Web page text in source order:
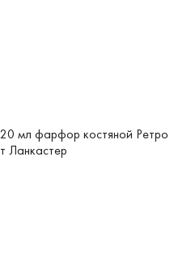
мл фарфор костяной
Ланкастер